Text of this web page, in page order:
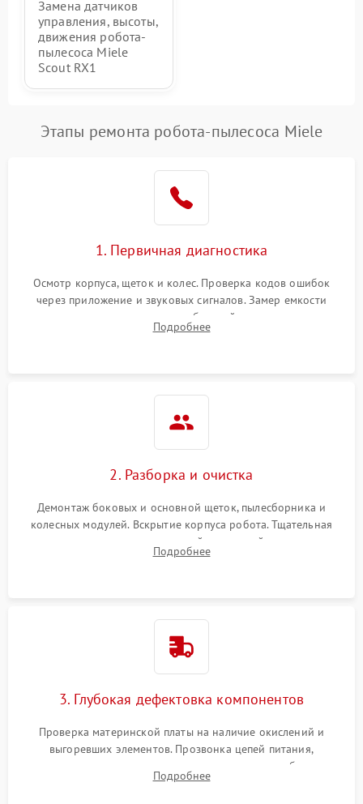
Замена датчиков
управления, высоты,
движения робота-
пылесоса Miele
Scout RX1
Этапы ремонта робота-пылесоса Miele
1. Первичная диагностика
Осмотр корпуса, щеток и колес. Проверка кодов ошибок
через приложение и звуковых сигналов. Замер емкости
аккумулятора и тестирование базовой станции зарядки.
Оценка работы лидара, бампера и датчиков падения для
Подробнее
2. Разборка и очистка
Демонтаж боковых и основной щеток, пылесборника и
колесных модулей. Вскрытие корпуса робота. Тщательная
очистка внутренних полостей, шестерней и плат от
скопившейся пыли, волос и шерсти животных с
Подробнее
3. Глубокая дефектовка компонентов
Проверка материнской платы на наличие окислений и
выгоревших элементов. Прозвонка цепей питания,
тестирование приводных моторов колес и турбины
всасывания. Оценка состояния оптических и инфракрасных
Подробнее